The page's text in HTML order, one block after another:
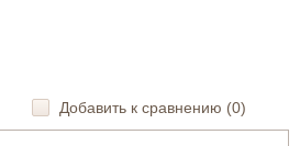
Добавить к сравнению (0)